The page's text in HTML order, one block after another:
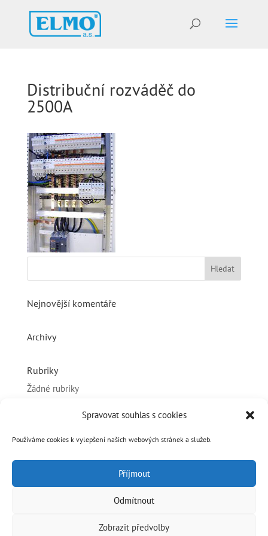
Spravovat souhlas s cookies
Používáme cookies k vylepšení našich webových stránek a služeb.
Příjmout
Odmítnout
Zobrazit předvolby
Distribuční rozváděč do
2500A
Nejnovější komentáře
Archivy
Rubriky
Žádné rubriky
Základní informace
Přihlásit se